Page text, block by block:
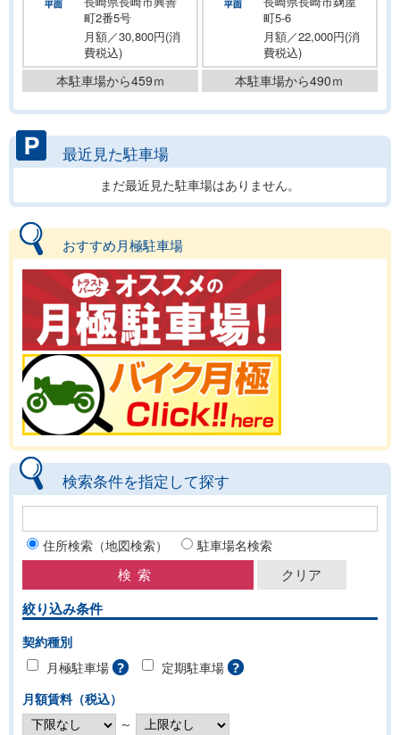
町2番5号
月額／30,800円(消
費税込)
本駐車場から459ｍ
町5-6
月額／22,000円(消
費税込)
本駐車場から490ｍ
最近見た駐車場
まだ最近見た駐車場はありません。
おすすめ月極駐車場
検索条件を指定して探す
住所検索（地図検索） 駐車場名検索
絞り込み条件
契約種別
月極駐車場
定期駐車場
月額賃料（税込）
～